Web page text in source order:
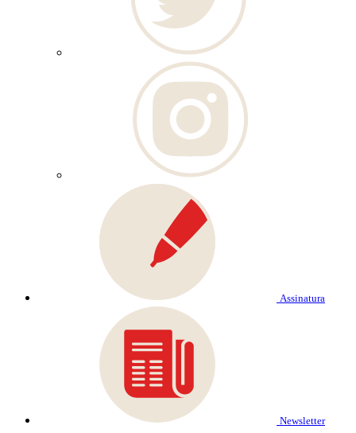
Assinatura
Newsletter